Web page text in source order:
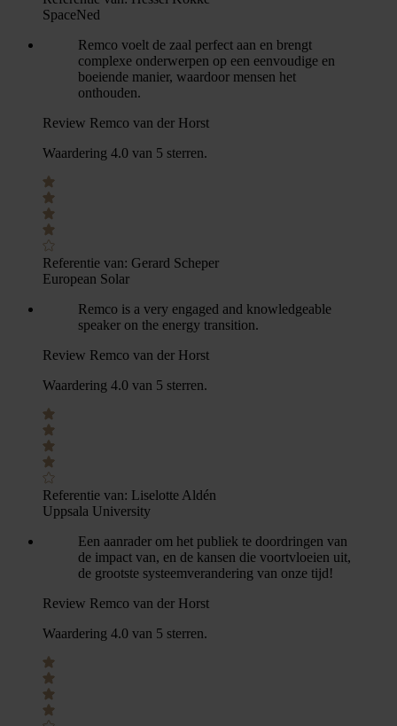
SpaceNed
Remco voelt de zaal perfect aan en brengt
complexe onderwerpen op een eenvoudige en
boeiende manier, waardoor mensen het
onthouden.
Review Remco van der Horst
Waardering 4.0 van 5 sterren.
Referentie van: Gerard Scheper
European Solar
Remco is a very engaged and knowledgeable
speaker on the energy transition.
Review Remco van der Horst
Waardering 4.0 van 5 sterren.
Referentie van: Liselotte Aldén
Uppsala University
Een aanrader om het publiek te doordringen van
de impact van, en de kansen die voortvloeien uit,
de grootste systeemverandering van onze tijd!
Review Remco van der Horst
Waardering 4.0 van 5 sterren.